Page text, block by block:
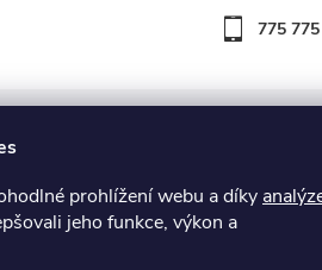
prohlížení webu a díky
jeho funkce, výkon a
775
II. jakost – zboží vráceno zákazníkem ve